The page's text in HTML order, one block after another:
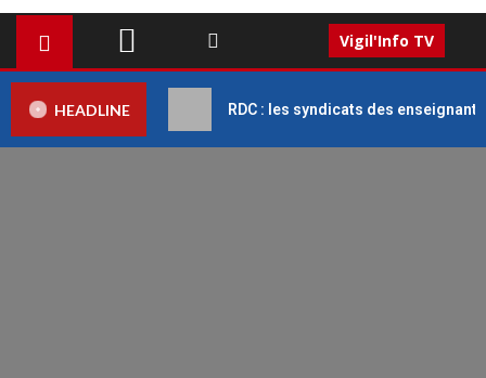
Vigil'Info TV
HEADLINE RDC : les syndicats des